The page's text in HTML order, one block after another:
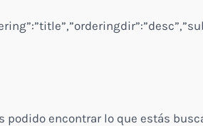
podido encontrar lo que estás